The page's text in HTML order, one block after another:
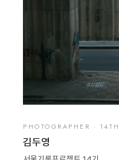
PHOTOGRAPHER · 14TH
김두영